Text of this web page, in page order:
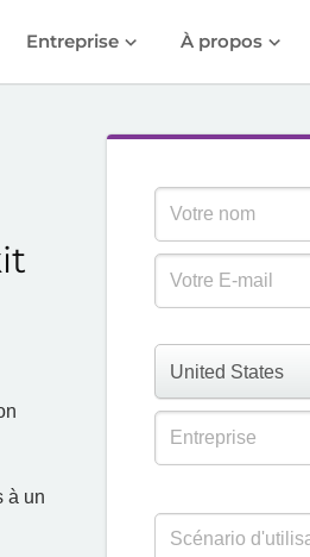
Entreprise À propos
à un